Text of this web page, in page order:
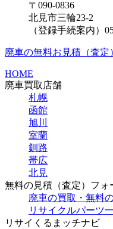
〒090-0836
北見市三輪23-2
（登録手続案内）
廃車の無料お見積（査定
HOME
廃車買取店舗
札幌
函館
旭川
室蘭
釧路
帯広
北見
無料の見積（査定）フォ
廃車の買取・無料
リサイクルパーツ
リサイくるまッチナビ